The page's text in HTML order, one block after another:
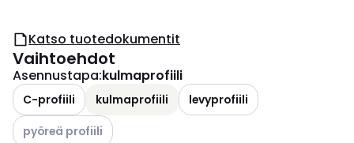
Katso tuotedokumentit
Vaihtoehdot
Asennustapa:kulmaprofiili
C-profiili kulmaprofiili
levyprofiili
Katso käytettävissä olevat vaihtoehdot
pyöreä profiili